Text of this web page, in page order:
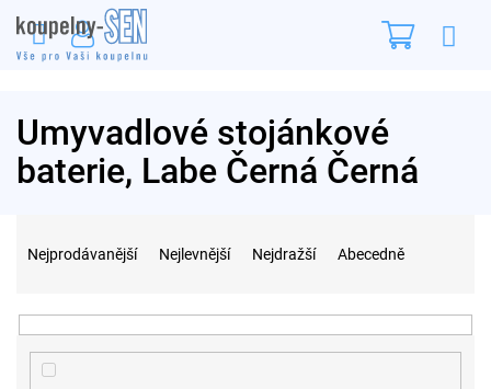
na
obsah
Umyvadlové stojánkové
baterie, Labe Černá Černá
n
Nejprodávanější Nejlevnější Nejdražší Abecedně